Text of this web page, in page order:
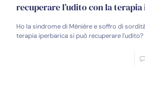
recuperare l’udito con la
Ho la sindrome di Ménière e soffro di
terapia iperbarica si può recuperare l'udito?